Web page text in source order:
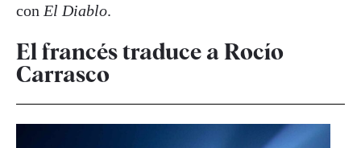
con El Diablo.
El francés traduce a Rocío
Carrasco